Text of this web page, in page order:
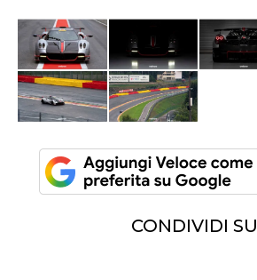
CONDIVIDI SU